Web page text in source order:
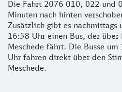
Die Fahrt 2076 010, 022 und
Minuten nach hinten
Zusätzlich gibt es nachmittags
16:58 Uhr einen Bus, der über
Meschede fährt. Die Busse
Uhr fahren direkt über den
Meschede.